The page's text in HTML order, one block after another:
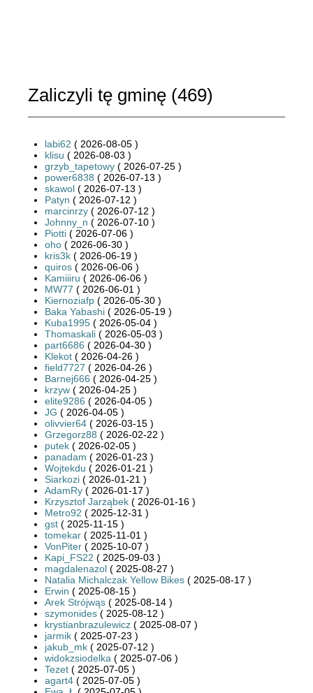
Zaliczyli tę gminę (469)
labi62 ( 2026-08-05 )
klisu ( 2026-08-03 )
grzyb_tapetowy ( 2026-07-25 )
power6838 ( 2026-07-13 )
skawol ( 2026-07-13 )
Patyn ( 2026-07-12 )
marcinrzy ( 2026-07-12 )
Johnny_n ( 2026-07-10 )
Piotti ( 2026-07-06 )
oho ( 2026-06-30 )
kris3k ( 2026-06-19 )
quiros ( 2026-06-06 )
Kamiiiru ( 2026-06-06 )
MW77 ( 2026-06-01 )
Kiernoziafp ( 2026-05-30 )
Baka Yabashi ( 2026-05-19 )
Kuba1995 ( 2026-05-04 )
Thomaskali ( 2026-05-03 )
part6686 ( 2026-04-30 )
Klekot ( 2026-04-26 )
field7727 ( 2026-04-26 )
Barnej666 ( 2026-04-25 )
krzyw ( 2026-04-25 )
elite9286 ( 2026-04-05 )
JG ( 2026-04-05 )
olivvier64 ( 2026-03-15 )
Grzegorz88 ( 2026-02-22 )
putek ( 2026-02-05 )
panadam ( 2026-01-23 )
Wojtekdu ( 2026-01-21 )
Siarkozi ( 2026-01-21 )
AdamRy ( 2026-01-17 )
Krzysztof Jarząbek ( 2026-01-16 )
Metro92 ( 2025-12-31 )
gst ( 2025-11-15 )
tomekar ( 2025-11-01 )
VonPiter ( 2025-10-07 )
Kapi_FS22 ( 2025-09-03 )
magdalenazol ( 2025-08-27 )
Natalia Michalczak Yellow Bikes ( 2025-08-17 )
Erwin ( 2025-08-15 )
Arek Strójwąs ( 2025-08-14 )
szymonides ( 2025-08-12 )
krystianbrazulewicz ( 2025-08-07 )
jarmik ( 2025-07-23 )
jakub_mk ( 2025-07-12 )
widokzsiodelka ( 2025-07-06 )
Tezet ( 2025-07-05 )
agart4 ( 2025-07-05 )